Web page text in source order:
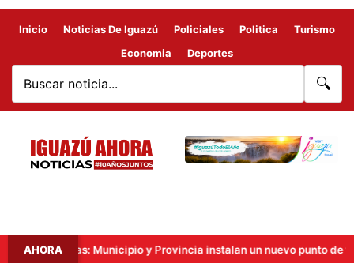
Inicio Noticias De Iguazú Policiales Politica
Turismo
Economia
Deportes
🔍
AHORAMunicipio y Provincia instalan un nuevo punto de